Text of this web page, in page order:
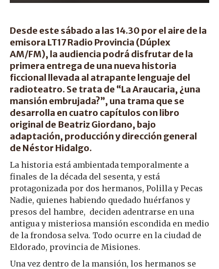
Desde este sábado a las 14.30 por el aire de la
emisora LT17 Radio Provincia (Dúplex
AM/FM), la audiencia podrá disfrutar de la
primera entrega de una nueva historia
ficcional llevada al atrapante lenguaje del
radioteatro. Se trata de “La Araucaria, ¿una
mansión embrujada?”, una trama que se
desarrolla en cuatro capítulos con libro
original de Beatriz Giordano, bajo
adaptación, producción y dirección general
de Néstor Hidalgo.
La historia está ambientada temporalmente a
finales de la década del sesenta, y está
protagonizada por dos hermanos, Polilla y Pecas
Nadie, quienes habiendo quedado huérfanos y
presos del hambre, deciden adentrarse en una
antigua y misteriosa mansión escondida en medio
de la frondosa selva. Todo ocurre en la ciudad de
Eldorado, provincia de Misiones.
Una vez dentro de la mansión, los hermanos se